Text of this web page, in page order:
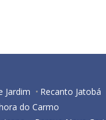
Jardim
Recanto Jatobá
do Carmo